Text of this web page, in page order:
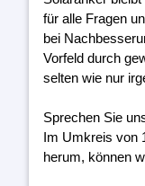
für alle Fragen
bei
Vorfeld durch
selten wie nur
Sprechen Sie
Im Umkreis von
herum, können